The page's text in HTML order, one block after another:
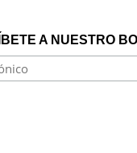
A NUESTRO